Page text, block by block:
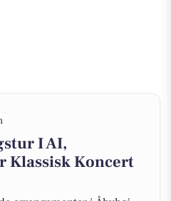
I AI,
Klassisk Koncert